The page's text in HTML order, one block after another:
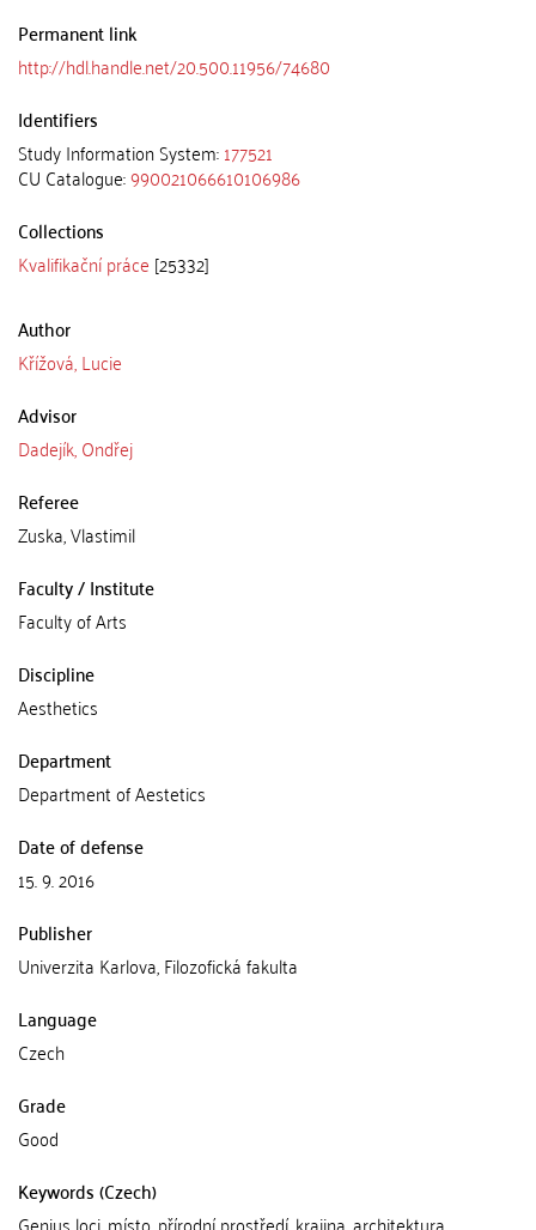
Permanent link
http://hdl.handle.net/20.500.11956/74680
Identifiers
Study Information System:177521
CU Catalogue:990021066610106986
Collections
Kvalifikační práce [25332]
Author
Křížová, Lucie
Advisor
Dadejík, Ondřej
Referee
Zuska, Vlastimil
Faculty / Institute
Faculty of Arts
Discipline
Aesthetics
Department
Department of Aestetics
Date of defense
15. 9. 2016
Publisher
Univerzita Karlova, Filozofická fakulta
Language
Czech
Grade
Good
Keywords (Czech)